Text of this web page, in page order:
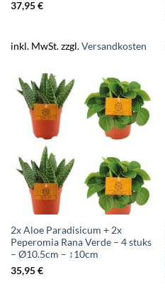
37,95€
inkl. MwSt.zzgl.Versandkosten
2x Aloe Paradisicum + 2x
Peperomia Rana Verde – 4 stuks
– Ø10.5cm – ↕10cm
35,95€